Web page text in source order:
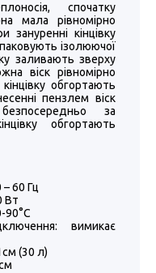
спочатку
мала рівномірно
зануренні кінцівку
ізолюючої
заливають зверху
віск рівномірно
обгортають
пензлем віск
за
обгортають
60 Гц
Вт
90°C
вимикає
(30 л)